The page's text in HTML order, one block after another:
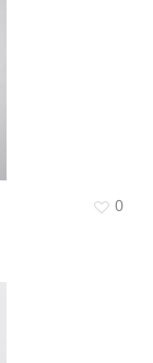
0